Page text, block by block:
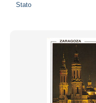
Stato